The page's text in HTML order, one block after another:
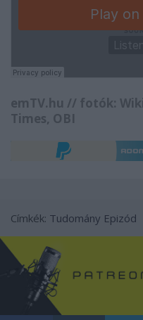
emTV.hu // fotók:
Times, OBI
Címkék: Tudomány Epizód